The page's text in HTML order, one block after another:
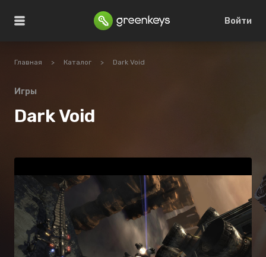
Войти
Главная > Каталог > Dark Void
Игры
Dark Void